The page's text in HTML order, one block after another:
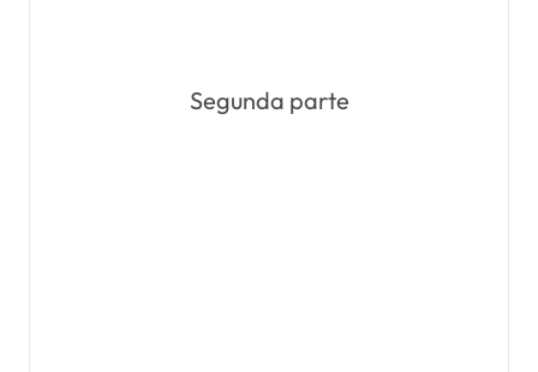
Segunda parte